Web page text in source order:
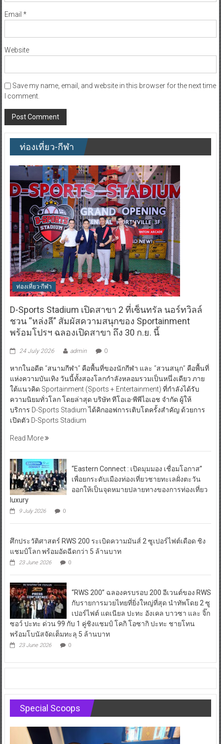
Email *
Website
Save my name, email, and website in this browser for the next time
I comment.
ท่องเที่ยว-กีฬา
ท่องเที่ยว-กีฬา
D-Sports Stadium เปิดสาขา 2 ที่เซ็นทรัล นอร์ทวิลล์
ชวน “หล่งลี” สัมผัสความสนุกของ Sportainment
พร้อมโปรฯ ฉลองเปิดสาขา ถึง 30 ก.ย. นี้
24 July 2026 admin 0
หากในอดีต “สนามกีฬา” คือพื้นที่ของนักกีฬา และ “สวนสนุก” คือพื้นที่
แห่งความบันเทิง วันนี้ทั้งสองโลกกำลังหลอมรวมเป็นหนึ่งเดียว ภาย
ใต้แนวคิด Sportainment (Sports + Entertainment) ที่กำลังได้รับ
ความนิยมทั่วโลก โดยล่าสุด บริษัท ทีโอเอ-พีพีไอเอช จำกัด ผู้ให้
บริการ D-Sports Stadium ได้คิกออฟการเติบโตครั้งสำคัญ ด้วยการ
เปิดตัว D-Sports Stadium
Read More
“Eastern Connect : เปิดมุมมอง เชื่อมโอกาส”
เพื่อยกระดับเมืองท่องเที่ยวชายทะเลฝั่งตะวัน
ออกให้เป็นจุดหมายปลายทางของการท่องเที่ยว
luxury
9 July 2026 0
ศึกประวัติศาสตร์ RWS 200 ระเบิดความมันส์ 2 ซูเปอร์ไฟต์เดือด ชิง
แชมป์โลก พร้อมอัดฉีดกว่า 5 ล้านบาท
23 June 2026 0
“RWS 200” ฉลองครบรอบ 200 อีเวนต์ของ RWS
กับรายการมวยไทยที่ยิ่งใหญ่ที่สุด นำทัพโดย 2 ซู
เปอร์ไฟต์ แดเนียล ปะทะ อังเคล บาวซา และ จิ๊ก
ซอว์ ปะทะ ด่วน 99 กับ 1 คู่ชิงแชมป์ โคกิ โอซากิ ปะทะ ชายโทน
พร้อมโบนัสจัดเต็มทะลุ 5 ล้านบาท
23 June 2026 0
Special Scoops